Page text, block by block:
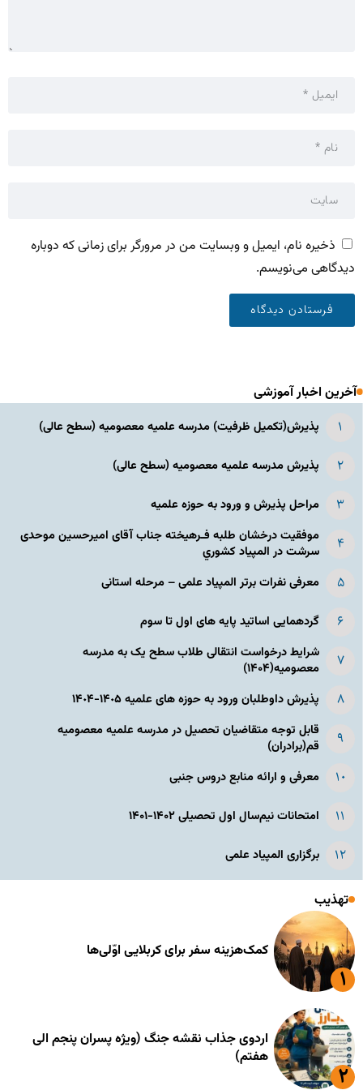
ذخیره نام، ایمیل و وبسایت من در مرورگر برای زمانی که دوباره
دیدگاهی می‌نویسم.
آخرین اخبار آموزشی
پذیرش(تکمیل ظرفیت) مدرسه علمیه معصومیه‌ (سطح عالی)
پذیرش مدرسه علمیه معصومیه‌ (سطح عالی)
مراحل پذیرش و ورود به حوزه علمیه
موفقیت درخشان طلبه فـرهیخته جناب آقای امیرحسین موحدی
سرشت در المپياد كشوري
معرفی نفرات برتر المپیاد علمی – مرحله استانی
گردهمایی اساتید پایه های اول تا سوم
شرایط درخواست انتقالی طلاب سطح یک به مدرسه
معصومیه(۱۴۰۴)
پذیرش داوطلبان ورود به حوزه های علمیه ١۴٠۵-١۴٠۴
قابل توجه متقاضیان تحصیل در مدرسه علمیه معصومیه
قم(برادران)
معرفی و ارائه منابع دروس جنبی
امتحانات نیم‌سال اول تحصیلی ۱۴۰۲-۱۴۰۱
برگزاری المپیاد علمی
تهذیب
کمک‌هزینه سفر برای کربلایی اوّلی‌ها
اردوی جذاب نقشه جنگ (ویژه پسران پنجم الی
هفتم)